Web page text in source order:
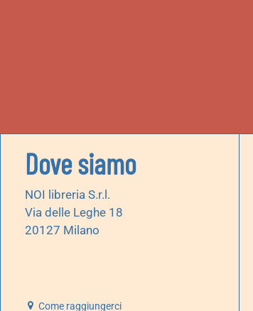
Dove siamo
NOI libreria S.r.l.
Via delle Leghe 18
20127 Milano
Come raggiungerci